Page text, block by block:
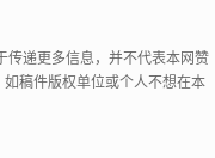
传递更多信息，并不代表本网赞
稿件版权单位或个人不想在本